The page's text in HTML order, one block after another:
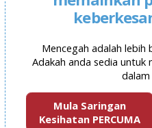
Mencegah adalah
Adakah anda sedia untuk
Mula Saringan
Kesihatan PERCUMA